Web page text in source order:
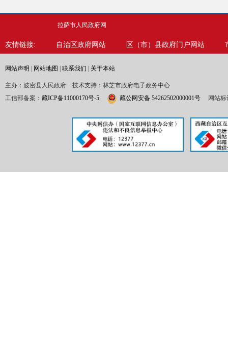
行政规
信
行
拉萨市人民政府网
友情链接: 自治区政府网站 区（市）县政府门户网站
网站声明 网站地图 联系我们 关于本站
主办：波密县人民政府 技术支持：林芝市政府电子政务中心
工信部备案： 藏ICP备11000170号-5 藏公网安备 54262502000001号 网站标